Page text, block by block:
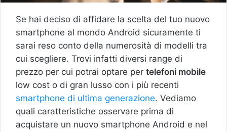
Se hai deciso di affidare la scelta del tuo nuovo
smartphone al mondo Android sicuramente ti
sarai reso conto della numerosità di modelli tra
cui scegliere. Trovi infatti diversi range di
prezzo per cui potrai optare per telefoni mobile
low cost o di gran lusso con i più recenti
smartphone di ultima generazione. Vediamo
quali caratteristiche osservare prima di
acquistare un nuovo smartphone Android e nel